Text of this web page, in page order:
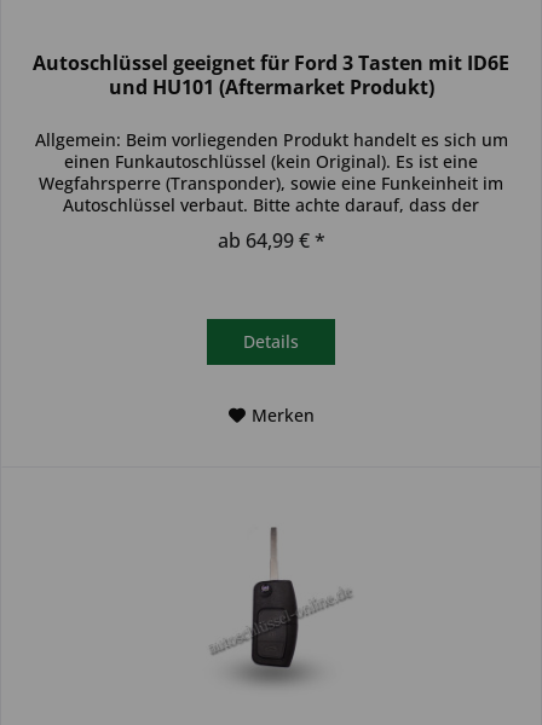
Autoschlüssel geeignet für Ford 3 Tasten mit ID6E
und HU101 (Aftermarket Produkt)
Allgemein: Beim vorliegenden Produkt handelt es sich um
einen Funkautoschlüssel (kein Original). Es ist eine
Wegfahrsperre (Transponder), sowie eine Funkeinheit im
Autoschlüssel verbaut. Bitte achte darauf, dass der
Autoschlüssel deinem...
ab 64,99 € *
Details
Merken